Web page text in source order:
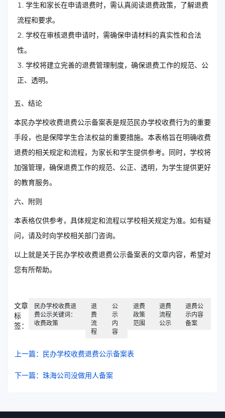
学生和家长在申请退费时，需认真阅读退费政策，了解退费
流程和要求。
学校在审核退费申请时，需确保申请材料的真实性和合法
性。
学校将建立完善的退费管理制度，确保退费工作的规范、公
正、透明。
五、结论
本民办学校收费退费公示备案表是规范民办学校收费行为的重要
手段，也是保障学生合法权益的重要措施。本表格旨在明确收费
退费的相关规定和流程，为家长和学生提供参考。同时，学校将
加强管理，确保退费工作的规范、公正、透明，为学生提供更好
的教育服务。
六、附则
本表格仅供参考，具体规定和流程以学校相关规定为准。如有疑
问，请及时向学校相关部门咨询。
以上就是关于民办学校收费退费公示备案表的文章内容，希望对
您有所帮助。
文章
标
签：
民办学校收费退
费公示关键词：
收费政策
退
费
流
程
公
示
内
容
退费
政策
范围
退费
流程
公示
退费公
示内容
备案
上一篇：民办学校收费退费公示备案表
下一篇：珠海公司没做用人备案